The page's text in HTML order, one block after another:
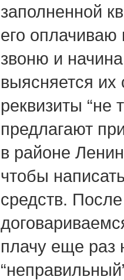
заполненной
его
звоню и
выясняется
реквизиты
предлагают
в районе
чтобы
средств.
плачу еще раз